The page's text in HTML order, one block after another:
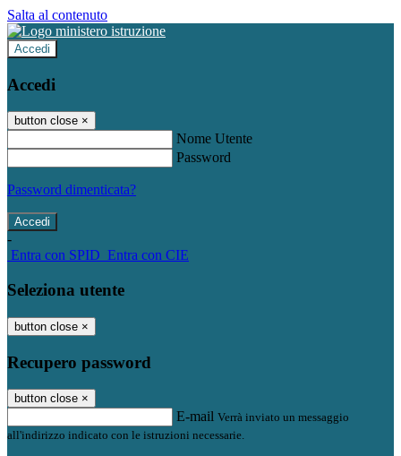
Salta al contenuto
Accedi
Accedi
button close ×
Nome Utente
Password
Password dimenticata?
-
Entra con SPID Entra con CIE
Seleziona utente
button close ×
Recupero password
button close ×
E-mail Verrà inviato un messaggio
all'indirizzo indicato con le istruzioni necessarie.